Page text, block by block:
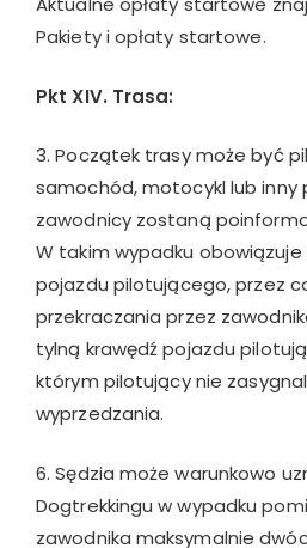
Pakiety i opłaty startowe.
Pkt XIV. Trasa:
3. Początek trasy może być
samochód, motocykl lub inny
zawodnicy zostaną
W takim wypadku
pojazdu pilotującego, przez
przekraczania przez
tylną krawędź pojazdu
którym pilotujący nie
wyprzedzania.
6. Sędzia może warunkowo
Dogtrekkingu w wypadku
zawodnika maksymalnie